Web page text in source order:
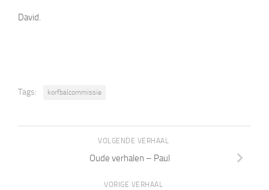
David.
Tags: korfbalcommissie
VOLGENDE VERHAAL
Oude verhalen – Paul
VORIGE VERHAAL